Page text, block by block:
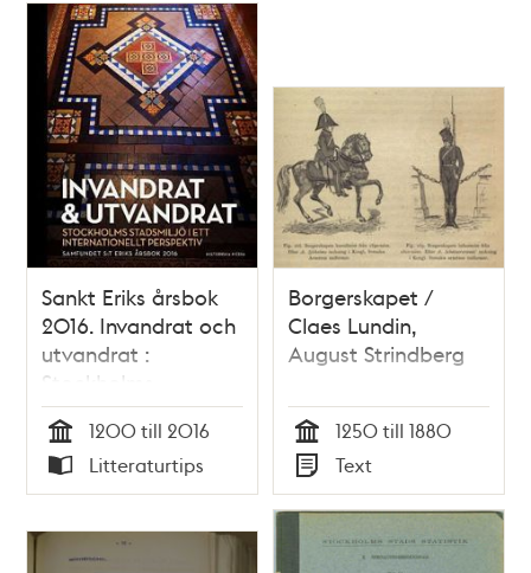
Sankt Eriks årsbok
2016. Invandrat och
utvandrat :
Stockholms
stadsmiljö i ett
internationellt
perspektiv
Tid
1200 till 2016
Typ
Litteraturtips
Borgerskapet /
Claes Lundin,
August Strindberg
Tid
1250 till 1880
Typ
Text